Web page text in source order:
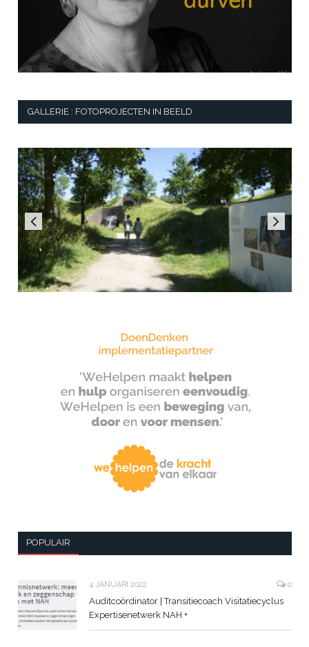
GALLERIE : FOTOPROJECTEN IN BEELD
POPULAIR
4 JANUARI 2022 0
Auditcoördinator | Transitiecoach Visitatiecyclus
Expertisenetwerk NAH +